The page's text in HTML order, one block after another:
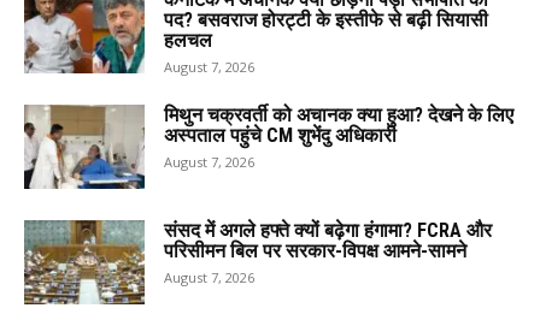
पद? बसवराज होरट्टी के इस्तीफे से बढ़ी सियासी
हलचल
August 7, 2026
मिथुन चक्रवर्ती को अचानक क्या हुआ? देखने के लिए
अस्पताल पहुंचे CM शुभेंदु अधिकारी
August 7, 2026
संसद में अगले हफ्ते क्यों बढ़ेगा हंगामा? FCRA और
परिसीमन बिल पर सरकार-विपक्ष आमने-सामने
August 7, 2026